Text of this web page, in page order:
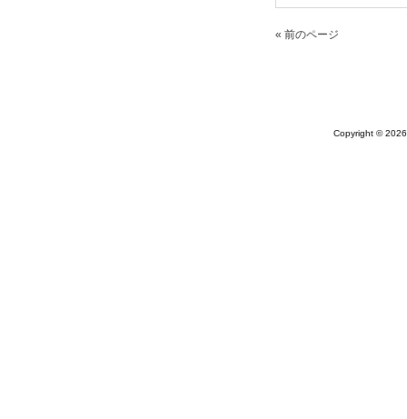
« 前のページ
Copyright ©